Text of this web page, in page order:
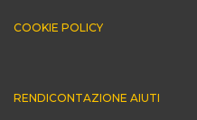
COOKIE POLICY
RENDICONTAZIONE AIUTI